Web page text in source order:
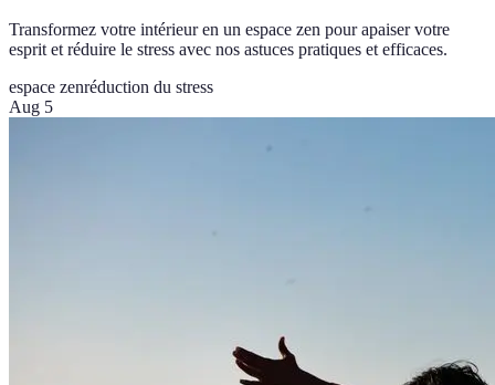
Transformez votre intérieur en un espace zen pour apaiser votre
esprit et réduire le stress avec nos astuces pratiques et efficaces.
espace zenréduction du stress
Aug 5